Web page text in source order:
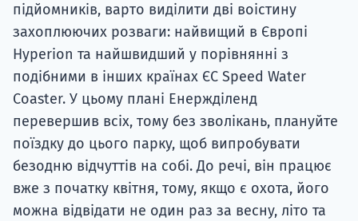
підйомників, варто виділити дві воістину
захоплюючих розваги: ​​найвищий в Європі
Hyperion та найшвидший у порівнянні з
подібними в інших країнах ЄС Speed ​​Water
Coaster. У цьому плані Енержділенд
перевершив всіх, тому без зволікань, плануйте
поїздку до цього парку, щоб випробувати
безодню відчуттів на собі. До речі, він працює
вже з початку квітня, тому, якщо є охота, його
можна відвідати не один раз за весну, літо та